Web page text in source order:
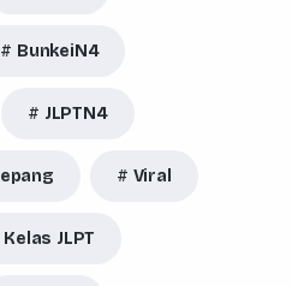
BunkeiN4
JLPTN4
Viral
Kelas JLPT